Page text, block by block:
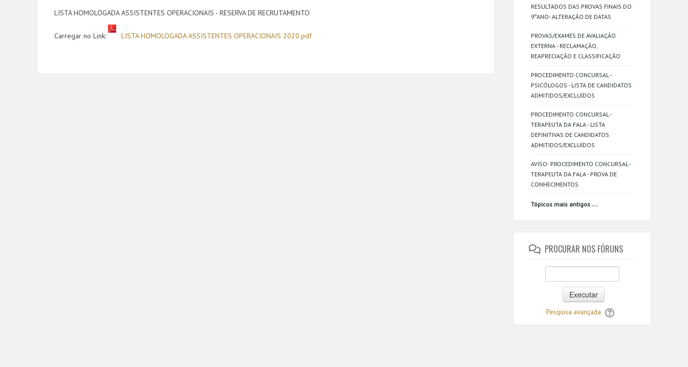
LISTA HOMOLOGADA ASSISTENTES OPERACIONAIS - RESERVA DE RECRUTAMENTO
Carregar no Link: LISTA HOMOLOGADA ASSISTENTES OPERACIONAIS 2020.pdf
RESULTADOS DAS PROVAS FINAIS DO
9ºANO- ALTERAÇÃO DE DATAS
PROVAS/EXAMES DE AVALIAÇÃO
EXTERNA - RECLAMAÇÃO,
REAPRECIAÇÃO E CLASSIFICAÇÃO
PROCEDIMENTO CONCURSAL -
PSICÓLOGOS - LISTA DE CANDIDATOS
ADMITIDOS/EXCLUÍDOS
PROCEDIMENTO CONCURSAL -
TERAPEUTA DA FALA - LISTA
DEFINITIVAS DE CANDIDATOS
ADMITIDOS/EXCLUÍDOS
AVISO: PROCEDIMENTO CONCURSAL -
TERAPEUTA DA FALA - PROVA DE
CONHECIMENTOS
Tópicos mais antigos ...
PROCURAR NOS FÓRUNS
Executar
Pesquisa avançada